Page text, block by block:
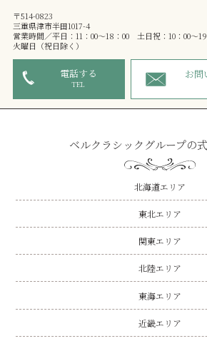
〒514-0823
三重県津市半田1017-4
営業時間／平日：11：00～18：00 土日祝：10：00～
火曜日（祝日除く）
電話する
TEL
お問
ベルクラシックグループの
北海道エリア
東北エリア
関東エリア
北陸エリア
東海エリア
近畿エリア